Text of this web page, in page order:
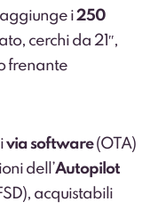
i250
cerchi da 21″,
frenante
via software(OTA)
dell’Autopilot
acquistabili